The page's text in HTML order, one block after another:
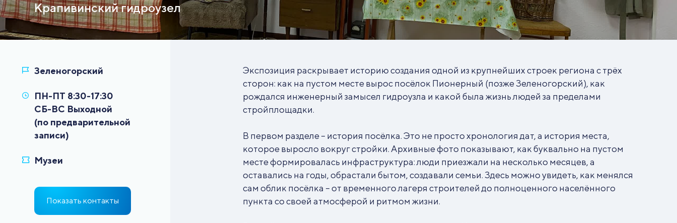
Крапивинский гидроузел
ПН-ПТ 8:30-17:30
СБ-ВС Выходной
(по предварительной
Показать контакты
Экспозиция раскрывает историю создания одной из крупнейших строек региона с трёх
сторон: как на пустом месте вырос посёлок Пионерный (позже Зеленогорский), как
рождался инженерный замысел гидроузла и какой была жизнь людей за пределами
стройплощадки.
В первом разделе – история посёлка. Это не просто хронология дат, а история места,
которое выросло вокруг стройки. Архивные фото показывают, как буквально на пустом
месте формировалась инфраструктура: люди приезжали на несколько месяцев, а
оставались на годы, обрастали бытом, создавали семьи. Здесь можно увидеть, как менялся
сам облик посёлка – от временного лагеря строителей до полноценного населённого
пункта со своей атмосферой и ритмом жизни.